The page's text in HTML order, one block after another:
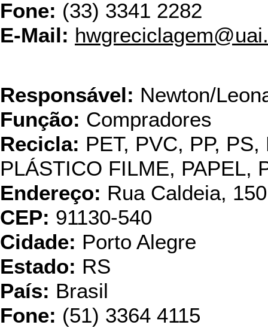
Fone: (33) 3341 2282
E-Mail:
Responsável: Newton/
Função: Compradores
Recicla: PET, PVC, PP,
PLÁSTICO FILME, PAPEL,
Endereço: Rua Caldeia, 150
CEP: 91130-540
Cidade: Porto Alegre
Estado: RS
País: Brasil
Fone: (51) 3364 4115